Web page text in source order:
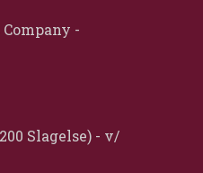
-
Slagelse) - v/